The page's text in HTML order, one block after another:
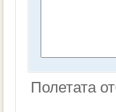
Полетата